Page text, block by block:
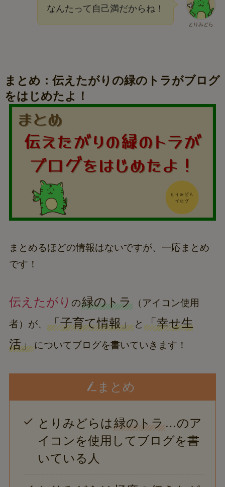
とりみどら
なんたって自己満だからね！
まとめ：伝えたがりの緑のトラがブログ
をはじめたよ！
まとめるほどの情報はないですが、一応まとめ
です！
伝えたがり の緑のトラ（アイコン使用
者）が、 「子育て情報」と 「幸せ生
活」についてブログを書いていきます！
まとめ
とりみどらは緑のトラ…のア
イコンを使用してブログを書
いている人